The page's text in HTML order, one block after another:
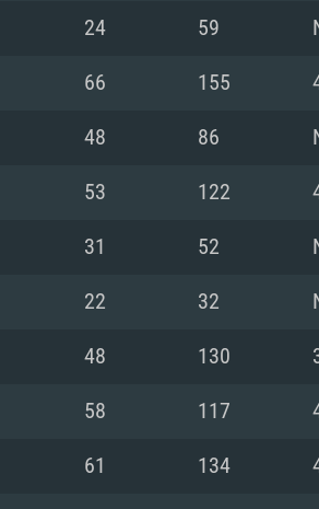
시스템
24 59
66 155
48 86
53 122
31 52
22 32
48 130
58 117
61 134